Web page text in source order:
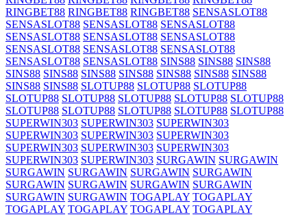
RINGBET88 RINGBET88 RINGBET88 SENSASLOT88
SENSASLOT88 SENSASLOT88 SENSASLOT88
SENSASLOT88 SENSASLOT88 SENSASLOT88
SENSASLOT88 SENSASLOT88 SENSASLOT88
SENSASLOT88 SENSASLOT88 SINS88 SINS88 SINS88
SINS88 SINS88 SINS88 SINS88 SINS88 SINS88 SINS88
SINS88 SINS88 SLOTUP88 SLOTUP88 SLOTUP88
SLOTUP88 SLOTUP88 SLOTUP88 SLOTUP88 SLOTUP88
SLOTUP88 SLOTUP88 SLOTUP88 SLOTUP88 SLOTUP88
SUPERWIN303 SUPERWIN303 SUPERWIN303
SUPERWIN303 SUPERWIN303 SUPERWIN303
SUPERWIN303 SUPERWIN303 SUPERWIN303
SUPERWIN303 SUPERWIN303 SURGAWIN SURGAWIN
SURGAWIN SURGAWIN SURGAWIN SURGAWIN
SURGAWIN SURGAWIN SURGAWIN SURGAWIN
SURGAWIN SURGAWIN TOGAPLAY TOGAPLAY
TOGAPLAY TOGAPLAY TOGAPLAY TOGAPLAY